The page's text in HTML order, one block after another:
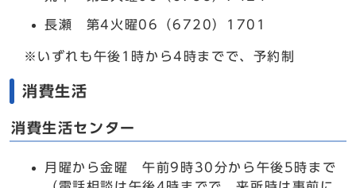
長瀬 第4火曜06（6720）1701
※いずれも午後1時から4時までで、予約制
消費生活
消費生活センター
月曜から金曜 午前9時30分から午後5時まで